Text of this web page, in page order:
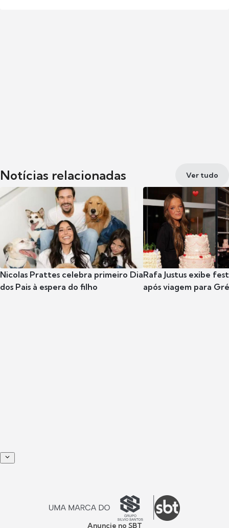
Notícias relacionadas Ver tudo
Nicolas Prattes celebra primeiro Dia
dos Pais à espera do filho
Rafa Justus exibe
após viagem para
Anuncie no SBT